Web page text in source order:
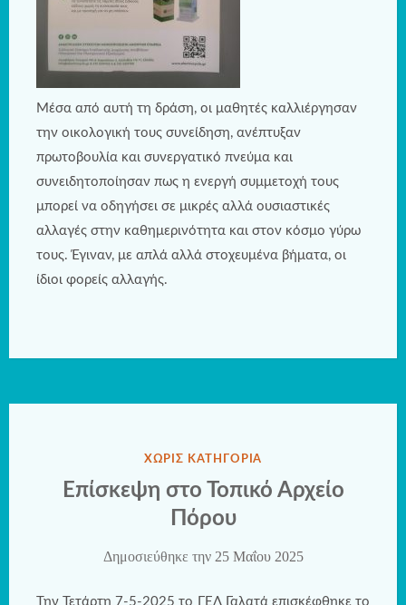
Μέσα από αυτή τη δράση, οι μαθητές καλλιέργησαν
την οικολογική τους συνείδηση, ανέπτυξαν
πρωτοβουλία και συνεργατικό πνεύμα και
συνειδητοποίησαν πως η ενεργή συμμετοχή τους
μπορεί να οδηγήσει σε μικρές αλλά ουσιαστικές
αλλαγές στην καθημερινότητα και στον κόσμο γύρω
τους. Έγιναν, με απλά αλλά στοχευμένα βήματα, οι
ίδιοι φορείς αλλαγής.
ΔΗΜΟΣΙΕΎΘΗΚΕ
ΧΩΡΊΣ ΚΑΤΗΓΟΡΊΑ
Επίσκεψη στο Τοπικό Αρχείο
Πόρου
Δημοσιεύθηκε την 25 Μαΐου 2025
Την Τετάρτη 7-5-2025 το ΓΕΛ Γαλατά επισκέφθηκε το